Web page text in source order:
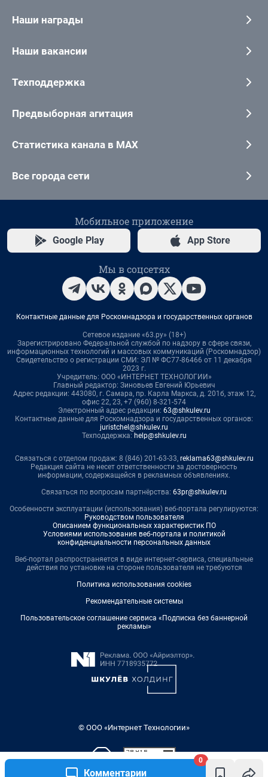
Комментарии
0
Наши награды
Наши вакансии
Техподдержка
Предвыборная агитация
Статистика канала в MAX
Все города сети
Мобильное приложение
Google Play App Store
Мы в соцсетях
Контактные данные для Роскомнадзора и государственных органов
Сетевое издание «63.ру» (18+)
Зарегистрировано Федеральной службой по надзору в сфере связи,
информационных технологий и массовых коммуникаций (Роскомнадзор)
Свидетельство о регистрации СМИ: ЭЛ № ФС77-86466 от 11 декабря
2023 г.
Учредитель: ООО «ИНТЕРНЕТ ТЕХНОЛОГИИ»
Главный редактор: Зиновьев Евгений Юрьевич
Адрес редакции: 443080, г. Самара, пр. Карла Маркса, д. 201б, этаж 12,
офис 22, 23, +7 (960) 8-321-574
Электронный адрес редакции: 63@shkulev.ru
Контактные данные для Роскомнадзора и государственных органов:
juristchel@shkulev.ru
Техподдержка: help@shkulev.ru
Связаться с отделом продаж: 8 (846) 201-63-33, reklama63@shkulev.ru
Редакция сайта не несет ответственности за достоверность
информации, содержащейся в рекламных объявлениях.
Связаться по вопросам партнёрства: 63pr@shkulev.ru
Особенности эксплуатации (использования) веб-портала регулируются:
Руководством пользователя
Описанием функциональных характеристик ПО
Условиями использования веб-портала и политикой
конфиденциальности персональных данных
Веб-портал распространяется в виде интернет-сервиса, специальные
действия по установке на стороне пользователя не требуются
Политика использования cookies
Рекомендательные системы
Пользовательское соглашение сервиса «Подписка без баннерной
рекламы»
© ООО «Интернет Технологии»